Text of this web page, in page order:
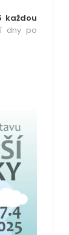
každou
dny po